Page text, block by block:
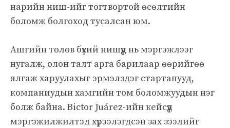
нарийн ниш-ийг тогтвортой өсөлтийн
боломж болгоход тусалсан юм.
Ашгийн төлөв бүхий нишүүд нь мэргэжлээг
нугалж, олон талт арга барилаар өөрийгөө
ялгаж харуулахыг эрмэлздэг стартапууд,
компаниудын хамгийн том боломжуудын нэг
болж байна. Віctor Juárez-ийн кейсүүд
мэргэжилжилтэд хүрээлэгдсэн зах зээлийг